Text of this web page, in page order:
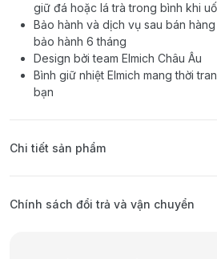
giữ đá hoặc lá trà trong bình khi
Bảo hành và dịch vụ sau bán hàng
bảo hành 6 tháng
Design bởi team Elmich Châu Âu
Bình giữ nhiệt Elmich mang thời
bạn
Chi tiết sản phẩm
Chính sách đổi trả và vận chuyển